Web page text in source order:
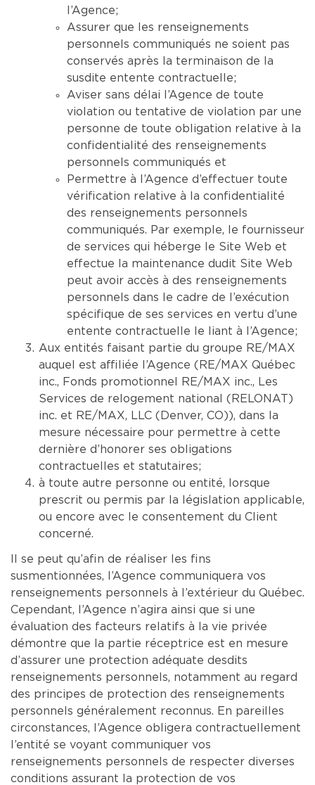
l’Agence;
Assurer que les renseignements
personnels communiqués ne soient pas
conservés après la terminaison de la
susdite entente contractuelle;
Aviser sans délai l’Agence de toute
violation ou tentative de violation par une
personne de toute obligation relative à la
confidentialité des renseignements
personnels communiqués et
Permettre à l’Agence d’effectuer toute
vérification relative à la confidentialité
des renseignements personnels
communiqués. Par exemple, le fournisseur
de services qui héberge le Site Web et
effectue la maintenance dudit Site Web
peut avoir accès à des renseignements
personnels dans le cadre de l’exécution
spécifique de ses services en vertu d’une
entente contractuelle le liant à l’Agence;
Aux entités faisant partie du groupe RE/MAX
auquel est affiliée l’Agence (RE/MAX Québec
inc., Fonds promotionnel RE/MAX inc., Les
Services de relogement national (RELONAT)
inc. et RE/MAX, LLC (Denver, CO)), dans la
mesure nécessaire pour permettre à cette
dernière d’honorer ses obligations
contractuelles et statutaires;
à toute autre personne ou entité, lorsque
prescrit ou permis par la législation applicable,
ou encore avec le consentement du Client
concerné.
Il se peut qu’afin de réaliser les fins
susmentionnées, l’Agence communiquera vos
renseignements personnels à l’extérieur du Québec.
Cependant, l’Agence n’agira ainsi que si une
évaluation des facteurs relatifs à la vie privée
démontre que la partie réceptrice est en mesure
d’assurer une protection adéquate desdits
renseignements personnels, notamment au regard
des principes de protection des renseignements
personnels généralement reconnus. En pareilles
circonstances, l’Agence obligera contractuellement
l’entité se voyant communiquer vos
renseignements personnels de respecter diverses
conditions assurant la protection de vos